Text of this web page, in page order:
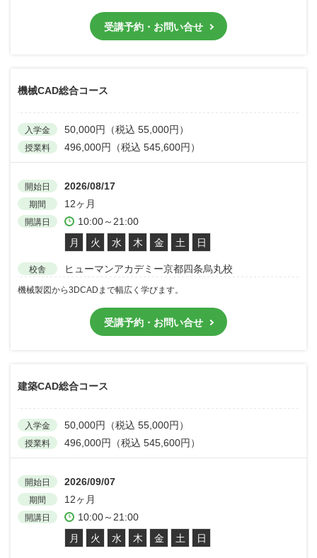
受講予約・お問い合せ
機械CAD総合コース
入学金 50,000円（税込 55,000円）
授業料 496,000円（税込 545,600円）
開始日 2026/08/17
期間 12ヶ月
開講日
10:00～21:00
月
火 水 木 金 土 日
校舎 ヒューマンアカデミー京都四条烏丸校
機械製図から3DCADまで幅広く学びます。
受講予約・お問い合せ
建築CAD総合コース
入学金 50,000円（税込 55,000円）
授業料 496,000円（税込 545,600円）
開始日 2026/09/07
期間 12ヶ月
開講日
10:00～21:00
月
火 水 木 金 土 日